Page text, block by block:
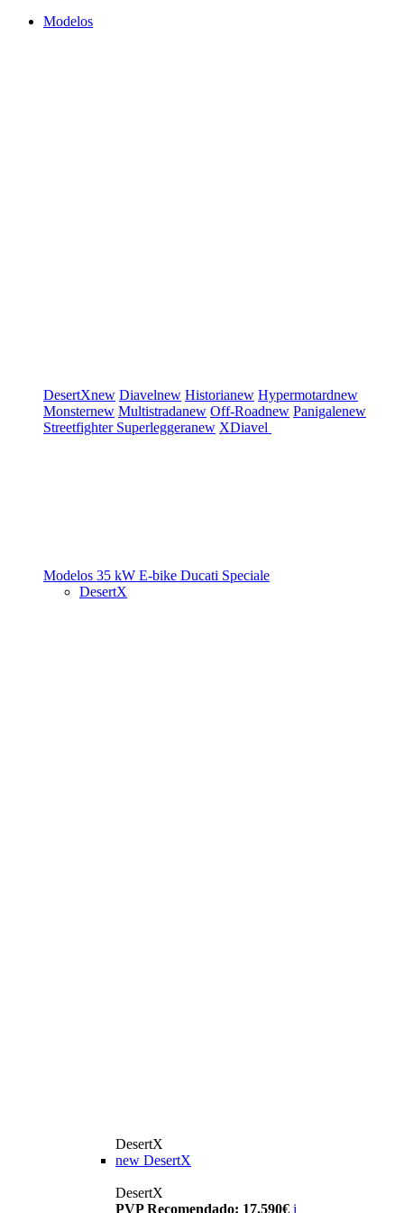
Modelos
DesertXnew Diavelnew Historianew Hypermotardnew
Monsternew Multistradanew Off-Roadnew Panigalenew
Streetfighter Superleggeranew XDiavel
Modelos 35 kW E-bike Ducati Speciale
DesertX
DesertX
new DesertX
DesertX
PVP Recomendado: 17.590€ i